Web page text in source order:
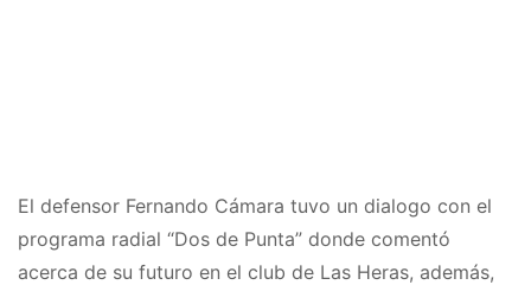
El defensor Fernando Cámara tuvo un dialogo con el
programa radial “Dos de Punta” donde comentó
acerca de su futuro en el club de Las Heras, además,